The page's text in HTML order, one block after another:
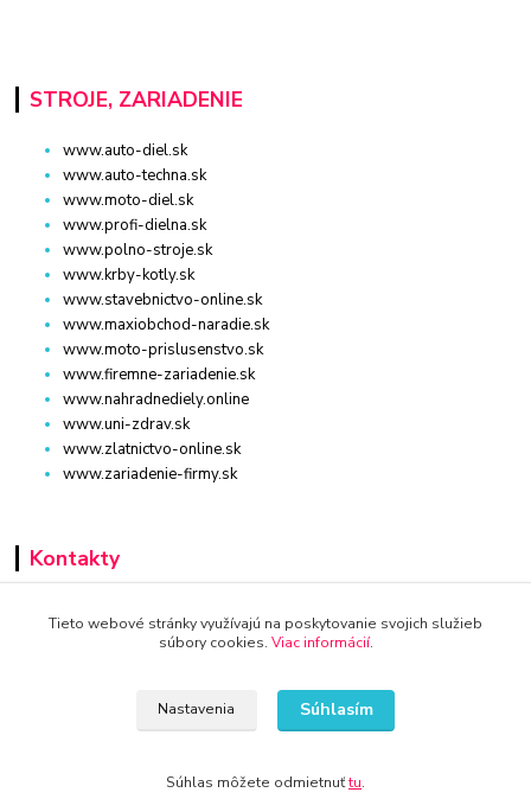
STROJE, ZARIADENIE
www.auto-diel.sk
www.auto-techna.sk
www.moto-diel.sk
www.profi-dielna.sk
www.polno-stroje.sk
www.krby-kotly.sk
www.stavebnictvo-online.sk
www.maxiobchod-naradie.sk
www.moto-prislusenstvo.sk
www.firemne-zariadenie.sk
www.nahradnediely.online
www.uni-zdrav.sk
www.zlatnictvo-online.sk
www.zariadenie-firmy.sk
Kontakty
+421 940 949 000
Tieto webové stránky využívajú na poskytovanie svojich služieb
súbory cookies. Viac informácií.
Nastavenia Súhlasím
Súhlas môžete odmietnuťtu.